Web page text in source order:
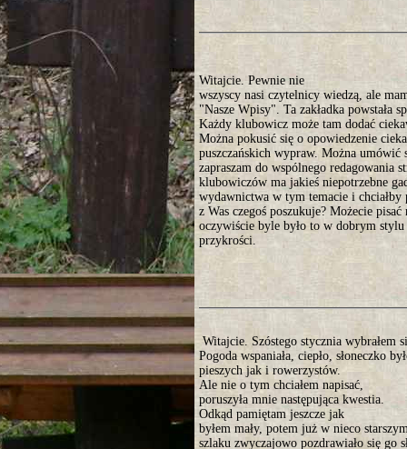
Witajcie. Pewnie nie
wszyscy nasi czytelnicy wiedzą, ale
"Nasze Wpisy". Ta zakładka powstała
Każdy klubowicz może tam dodać
Można pokusić się o opowiedzenie
puszczańskich wypraw. Można umówić
zapraszam do wspólnego redagowania
klubowiczów ma jakieś niepotrzebne
wydawnictwa w tym temacie i chciałby
z Was czegoś poszukuje? Możecie
oczywiście byle było to w dobrym
przykrości.
Witajcie. Szóstego stycznia wybrałem
Pogoda wspaniała, ciepło, słoneczko
pieszych jak i rowerzystów.
Ale nie o tym chciałem napisać,
poruszyła mnie następująca kwestia.
Odkąd pamiętam jeszcze jak
byłem mały, potem już w nieco
szlaku zwyczajowo pozdrawiało się go